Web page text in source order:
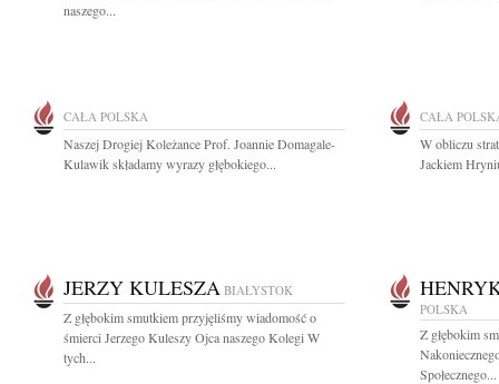
naszego...
CAŁA POLSKA
Naszej Drogiej Koleżance Prof. Joannie Domagale-
Kulawik składamy wyrazy głębokiego...
CAŁA
W obliczu
Jackiem
JERZY KULESZA BIAŁYSTOK
Z głębokim smutkiem przyjęliśmy wiadomość o
śmierci Jerzego Kuleszy Ojca naszego Kolegi W
tych...
POLSKA
Z głębokim
Społecznego...